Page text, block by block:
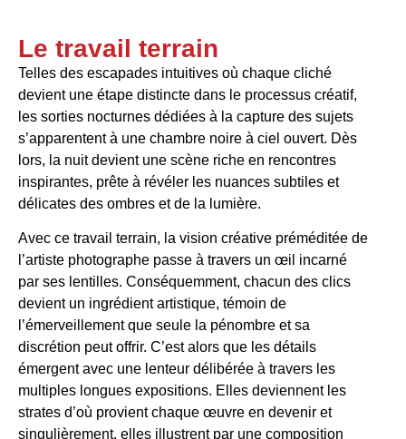
Le travail terrain
Telles des escapades intuitives où chaque cliché
devient une étape distincte dans le processus créatif,
les sorties nocturnes dédiées à la capture des sujets
s’apparentent à une chambre noire à ciel ouvert. Dès
lors, la nuit devient une scène riche en rencontres
inspirantes, prête à révéler les nuances subtiles et
délicates des ombres et de la lumière.
Avec ce travail terrain, la vision créative préméditée de
l’artiste photographe passe à travers un œil incarné
par ses lentilles. Conséquemment, chacun des clics
devient un ingrédient artistique, témoin de
l’émerveillement que seule la pénombre et sa
discrétion peut offrir. C’est alors que les détails
émergent avec une lenteur délibérée à travers les
multiples longues expositions. Elles deviennent les
strates d’où provient chaque œuvre en devenir et
singulièrement, elles illustrent par une composition